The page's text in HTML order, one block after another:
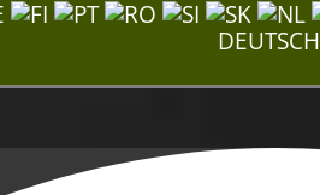
DEUTSCH